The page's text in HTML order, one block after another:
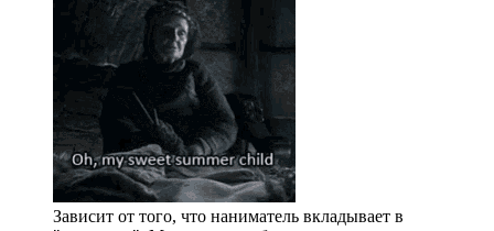
Зависит от того, что наниматель вкладывает в